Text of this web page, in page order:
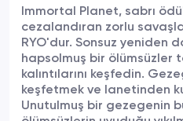
Immortal Planet, sabrı
cezalandıran zorlu
RYO'dur. Sonsuz yeniden
hapsolmuş bir ölümsüzler
kalıntılarını keşfedin.
keşfetmek ve lanetinden
Unutulmuş bir gezegenin